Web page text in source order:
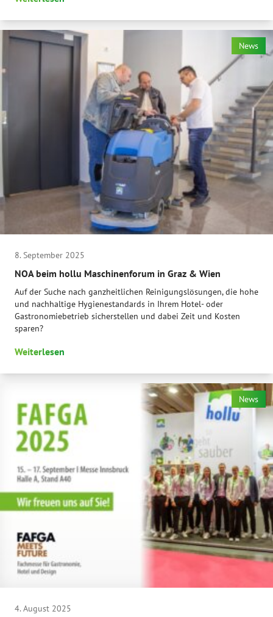
News
8. September 2025
NOA beim hollu Maschinenforum in Graz & Wien
Auf der Suche nach ganzheitlichen Reinigungslösungen, die hohe
und nachhaltige Hygienestandards in Ihrem Hotel- oder
Gastronomiebetrieb sicherstellen und dabei Zeit und Kosten
sparen?
Weiterlesen
News
4. August 2025